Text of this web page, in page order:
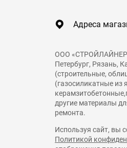
Адреса
ООО
Петербург, Рязань,
(строительные,
(газосиликатные из
другие материалы
ремонта.
Используя сайт, вы
Политикой